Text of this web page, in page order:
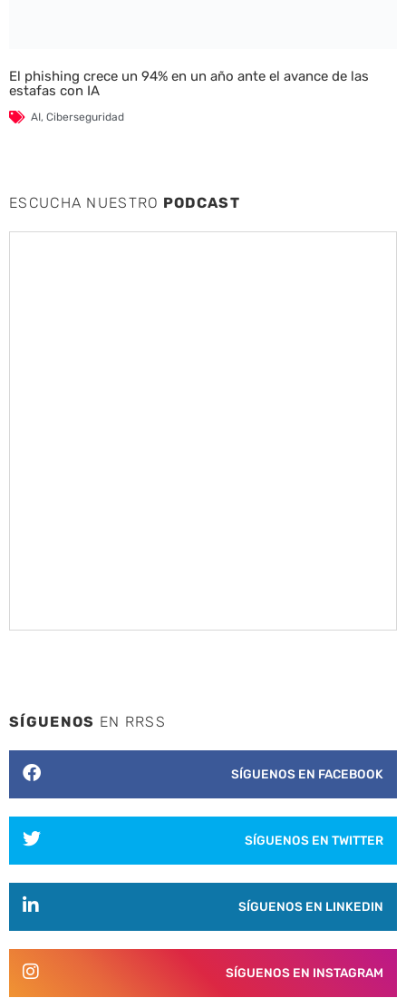
El phishing crece un 94% en un año ante el avance de las
estafas con IA
AI, Ciberseguridad
ESCUCHA NUESTRO PODCAST
SÍGUENOS EN RRSS
SÍGUENOS EN FACEBOOK
SÍGUENOS EN TWITTER
SÍGUENOS EN LINKEDIN
SÍGUENOS EN INSTAGRAM